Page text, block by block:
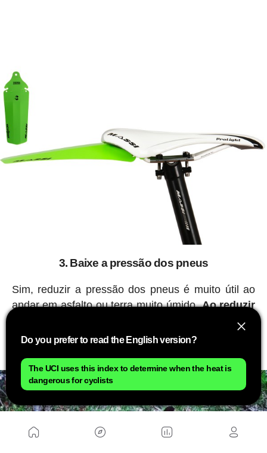
3. Baixe a pressão dos pneus
Sim, reduzir a pressão dos pneus é muito útil ao
andar em asfalto ou terra muito úmido.Ao reduzir
a pressão, a superfície de contato entre o pneu
e o solo aumenta. Vai custar um pouco mais para
Do you prefer to read the English version?
The UCI uses this index to determine when the heat is
dangerous for cyclists